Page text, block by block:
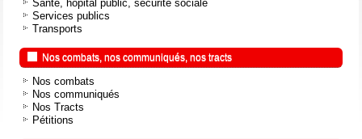
Santé, hôpital public, sécurité sociale
Services publics
Transports
Nos combats, nos communiqués, nos tracts
Nos combats
Nos communiqués
Nos Tracts
Pétitions